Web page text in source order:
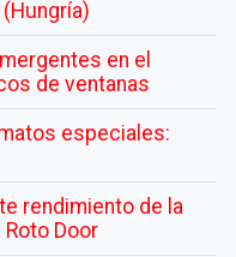
en el
de ventanas
especiales:
rendimiento de la
Door